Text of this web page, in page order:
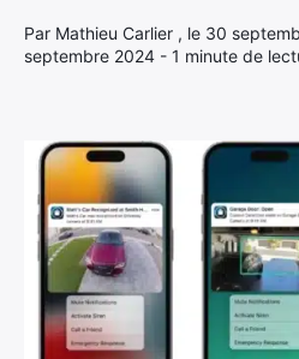
Par Mathieu Carlier , le 30
septembre 2024 - 1 minute de
CONTACT